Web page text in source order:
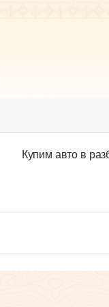
Купим авто в раз